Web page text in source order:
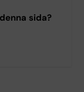
sida?